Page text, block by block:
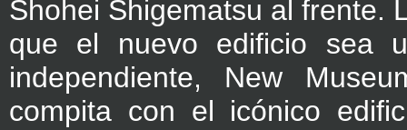
Shohei Shigematsu al frente.
que el nuevo edificio sea
independiente, New
compita con el icónico